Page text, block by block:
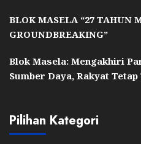
BLOK MASELA “27 TAHUN
GROUNDBREAKING”
Blok Masela: Mengakhiri
Sumber Daya, Rakyat
Pilihan Kategori